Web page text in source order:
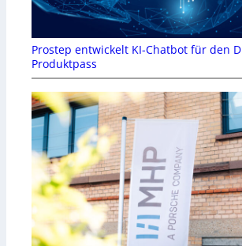
Prostep entwickelt KI-Chatbot für den
Produktpass